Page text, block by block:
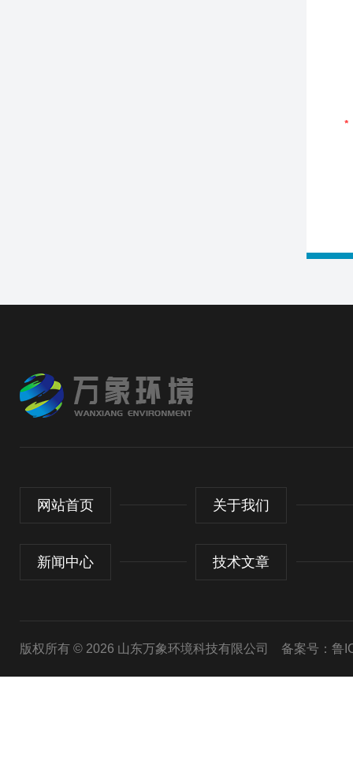
网站首页 关于我们
新闻中心 技术文章
版权所有 © 2026 山东万象环境科技有限公司 备案号：鲁